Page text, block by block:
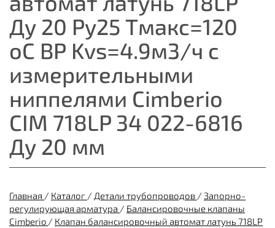
Ду 20 Ру25 Тмакс=120
оС ВР Kvs=4.9м3/ч с
измерительными
ниппелями Cimberio
CIM 718LP 34 022-6816
Ду 20 мм
Главная / Каталог / Детали трубопроводов / Запорно-
регулирующая арматура / Балансировочные клапаны
Cimberio / Клапан балансировочный автомат латунь 718LP